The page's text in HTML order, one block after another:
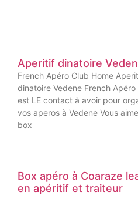
Aperitif dinatoire
French Apéro Club Home
dinatoire Vedene French Apéro
est LE contact à avoir pour
vos aperos à Vedene Vous
box
Box apéro à Coaraze
en apéritif et traiteur